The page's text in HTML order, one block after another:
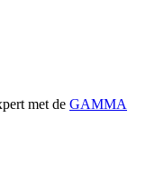
met de GAMMA